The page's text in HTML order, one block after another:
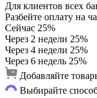
Для клиентов всех
Разбейте оплату на
Сейчас 25%
Через 2 недели 25%
Через 4 недели 25%
Через 6 недель 25%
Добавляйте
Выбирайте